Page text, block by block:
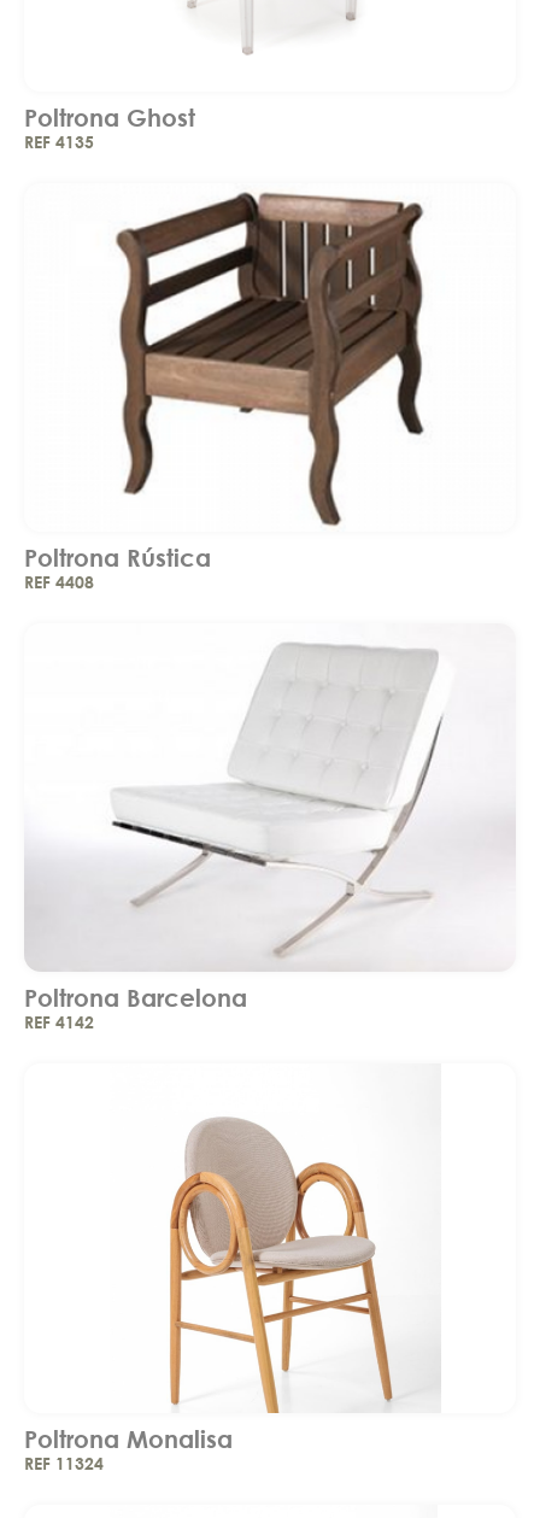
Poltrona Ghost
REF 4135
Poltrona Rústica
REF 4408
Poltrona Barcelona
REF 4142
Poltrona Monalisa
REF 11324